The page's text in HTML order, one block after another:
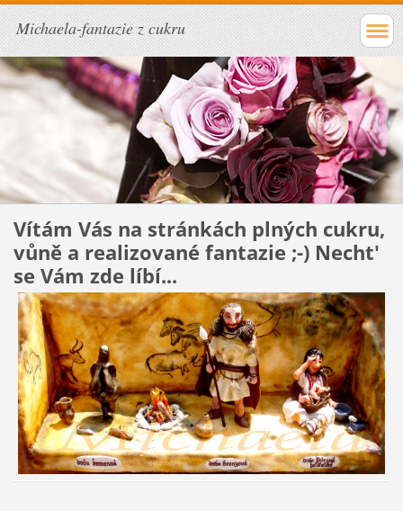
Michaela-fantazie z cukru
Vítám Vás na stránkách plných cukru,
vůně a realizované fantazie ;-) Necht'
se Vám zde líbí...